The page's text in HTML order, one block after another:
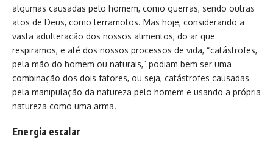
algumas causadas pelo homem, como guerras, sendo outras
atos de Deus, como terramotos. Mas hoje, considerando a
vasta adulteração dos nossos alimentos, do ar que
respiramos, e até dos nossos processos de vida, “catástrofes,
pela mão do homem ou naturais,” podiam bem ser uma
combinação dos dois fatores, ou seja, catástrofes causadas
pela manipulação da natureza pelo homem e usando a própria
natureza como uma arma.
Energia escalar